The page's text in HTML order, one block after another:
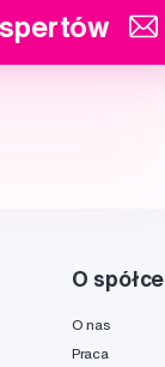
O spółce
O nas
Praca